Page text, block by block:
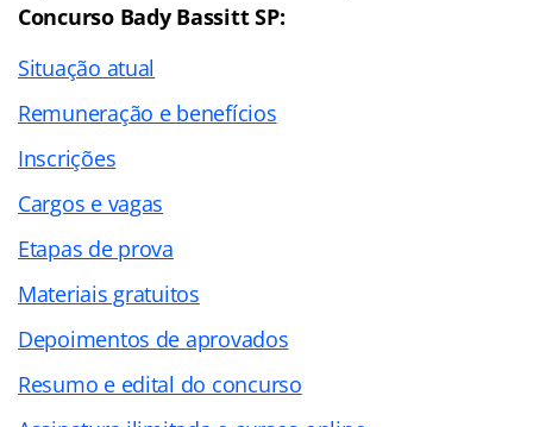
Concurso Bady Bassitt SP:
Situação atual
Remuneração e benefícios
Inscrições
Cargos e vagas
Etapas de prova
Materiais gratuitos
Depoimentos de aprovados
Resumo e edital do concurso